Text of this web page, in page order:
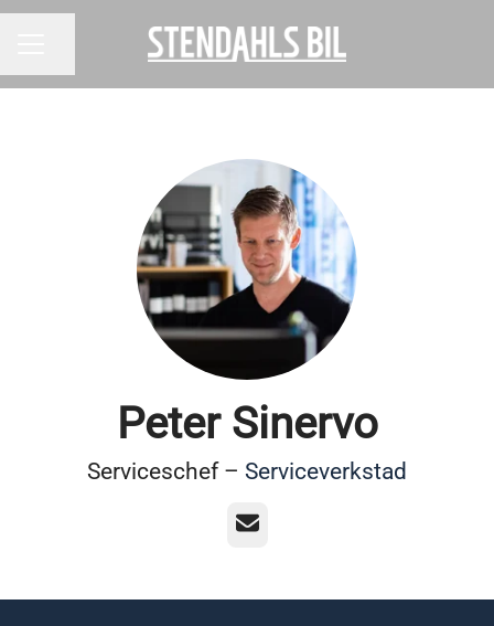
Peter Sinervo
Serviceschef – Serviceverkstad
E-post